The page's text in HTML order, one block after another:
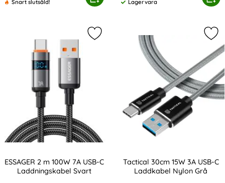
Snart slutsåld!
Tillgänglighet:
Lagervara
ESSAGER 2 m 100W 7A USB-C
Laddningskabel Svart
Markera eSSAGER 2 m 100W 7A
Tactical 30cm 15W 3A USB-C
Laddkabel Nylon Grå